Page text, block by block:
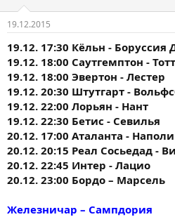
19.12.2015
19.12. 17:30 Кёльн - Боруссия
19.12. 18:00 Саутгемптон -
19.12. 18:00 Эвертон - Лестер
19.12. 20:30 Штутгарт -
19.12. 22:00 Лорьян - Нант
19.12. 22:30 Бетис - Севилья
20.12. 17:00 Аталанта - Наполи
20.12. 20:15 Реал Сосьедад -
20.12. 22:45 Интер - Лацио
20.12. 23:00 Бордо – Марсель
Железничар – Сампдория